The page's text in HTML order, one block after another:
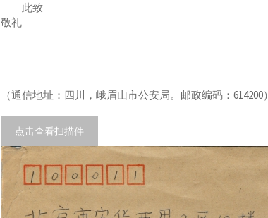
此致
敬礼
（通信地址：四川，峨眉山市公安局。邮政编码：614200）